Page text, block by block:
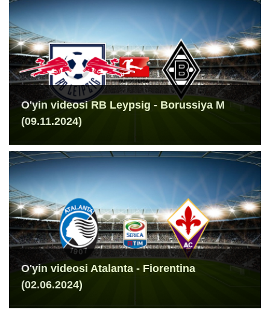
O'yin videosi RB Leypsig - Borussiya M
(09.11.2024)
O'yin videosi Atalanta - Fiorentina
(02.06.2024)